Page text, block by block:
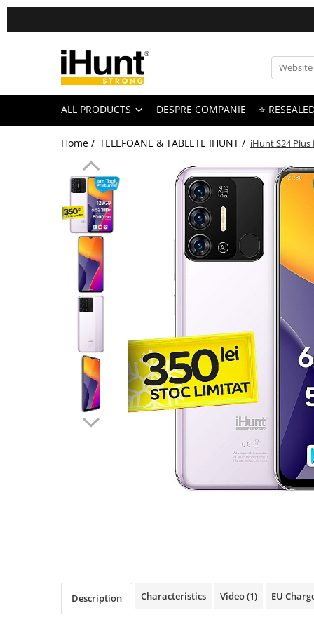
TELEFOANE & TABLETE IHUNT
Telefoane iHunt
Smartphone
Bluetooth Speakers
Accesorii telefoane
Huse protectie
Accesorii smartwatch
ELECTROCASNICE
Aparate de Gatit
Pool Robots
Accesorii Consumabile
Friteuze Aer Cald / Air Fryer
ALL PRODUCTS DESPRE COMPANIE ⭐
Home / TELEFOANE & TABLETE IHUNT / iHunt S24
Description Characteristics Video(1) EU